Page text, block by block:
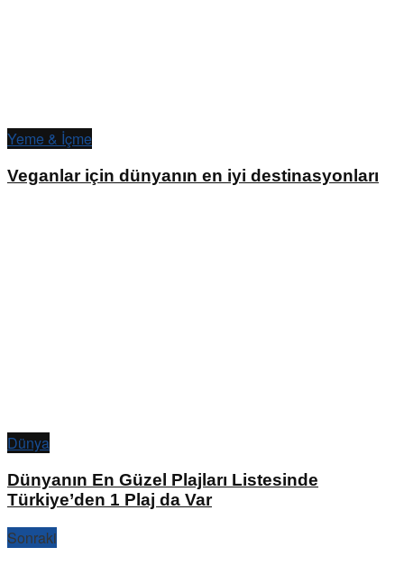
Yeme & İçme
Veganlar için dünyanın en iyi destinasyonları
Dünya
Dünyanın En Güzel Plajları Listesinde
Türkiye’den 1 Plaj da Var
Sonraki